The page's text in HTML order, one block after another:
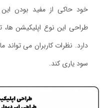
خود حاکی از مفید بودن این
طراحی این نوع اپلیکیشن ها،
دارد. نظرات کاربران می تواند
سود یاری کند.